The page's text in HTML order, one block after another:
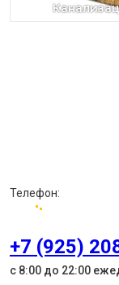
Телефон:
+7 (925)
с 8:00 до 22:00